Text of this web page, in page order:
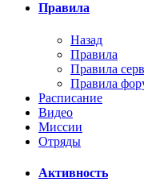
Правила
Назад
Правила
Правила
Правила
Расписание
Видео
Миссии
Отряды
Активность